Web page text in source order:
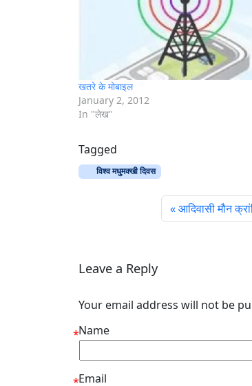
खतरे के मोबाइल
January 2, 2012
In "लेख"
Tagged
विश्व मधुमक्खी दिवस
आदिवासी मौन
Leave a Reply
Your email address will not be
Name
*
Email
*